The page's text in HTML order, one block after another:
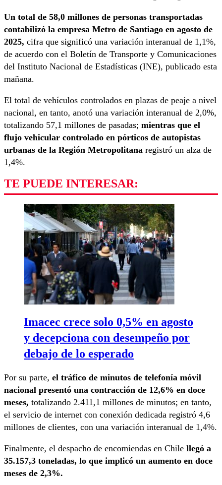
Un total de 58,0 millones de personas transportadas
contabilizó la empresa Metro de Santiago en agosto de
2025, cifra que significó una variación interanual de 1,1%,
de acuerdo con el Boletín de Transporte y Comunicaciones
del Instituto Nacional de Estadísticas (INE), publicado esta
mañana.
El total de vehículos controlados en plazas de peaje a nivel
nacional, en tanto, anotó una variación interanual de 2,0%,
totalizando 57,1 millones de pasadas; mientras que el
flujo vehicular controlado en pórticos de autopistas
urbanas de la Región Metropolitana registró un alza de
1,4%.
TE PUEDE INTERESAR:
Imacec crece solo 0,5% en agosto
y decepciona con desempeño por
debajo de lo esperado
Por su parte, el tráfico de minutos de telefonía móvil
nacional presentó una contracción de 12,6% en doce
meses, totalizando 2.411,1 millones de minutos; en tanto,
el servicio de internet con conexión dedicada registró 4,6
millones de clientes, con una variación interanual de 1,4%.
Finalmente, el despacho de encomiendas en Chile llegó a
35.157,3 toneladas, lo que implicó un aumento en doce
meses de 2,3%.